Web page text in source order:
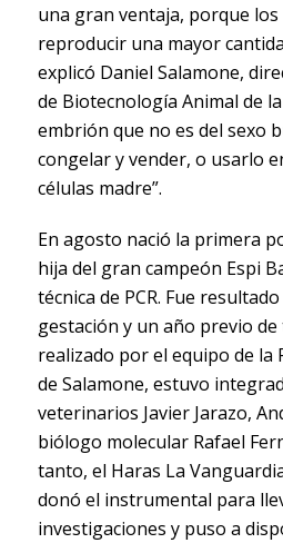
una gran ventaja, porque
reproducir una mayor
explicó Daniel Salamone,
de Biotecnología Animal de la
embrión que no es del sexo
congelar y vender, o usarlo
células madre”.
En agosto nació la primera
hija del gran campeón Espi
técnica de PCR. Fue
gestación y un año previo
realizado por el equipo de la
de Salamone, estuvo
veterinarios Javier Jarazo,
biólogo molecular Rafael
tanto, el Haras La
donó el instrumental para
investigaciones y puso a